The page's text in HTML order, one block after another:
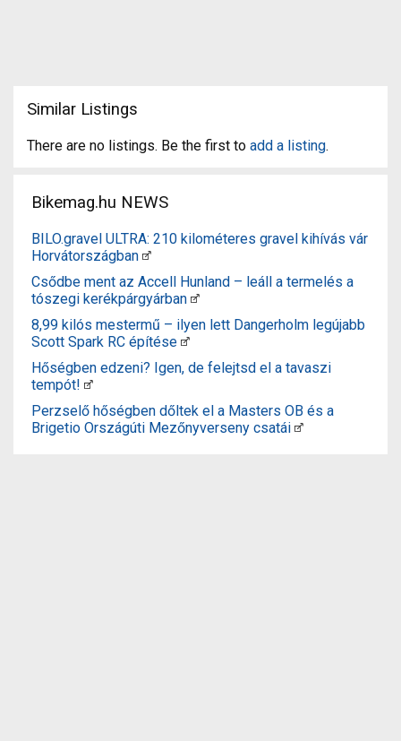
Similar Listings
There are no listings. Be the first to add a listing.
Bikemag.hu NEWS
BILO.gravel ULTRA: 210 kilométeres gravel kihívás vár
Horvátországban
Csődbe ment az Accell Hunland – leáll a termelés a
tószegi kerékpárgyárban
8,99 kilós mestermű – ilyen lett Dangerholm legújabb
Scott Spark RC építése
Hőségben edzeni? Igen, de felejtsd el a tavaszi
tempót!
Perzselő hőségben dőltek el a Masters OB és a
Brigetio Országúti Mezőnyverseny csatái